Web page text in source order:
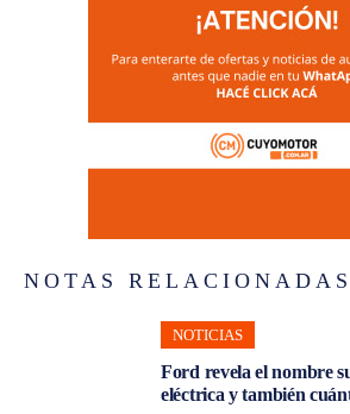
NOTAS RELACIONADAS
NOTICIAS
Ford revela el nombre
eléctrica y también